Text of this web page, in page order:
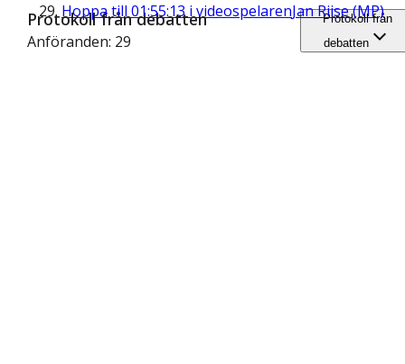
Hoppa till 01:55:13 i videospelarenJan Riise (MP)
Protokoll från debatten
Anföranden: 29
Protokoll från
debatten